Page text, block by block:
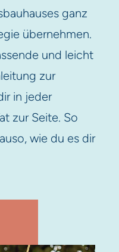
ganz
übernehmen.
und leicht
zur
in jeder
zur Seite. So
wie du es dir